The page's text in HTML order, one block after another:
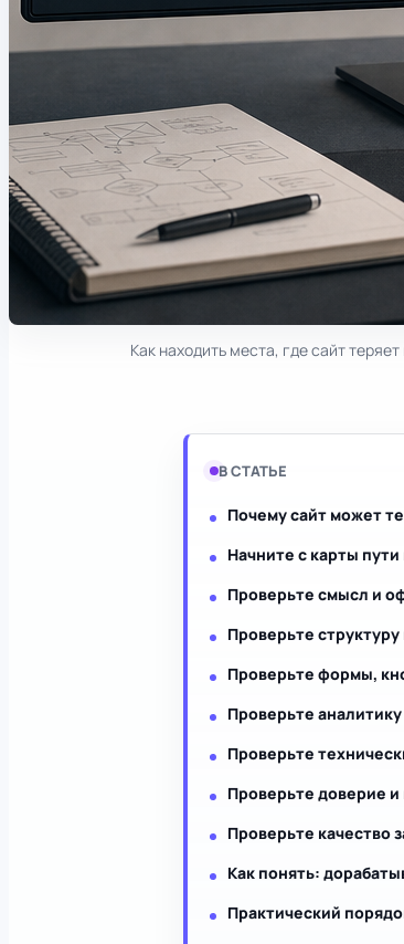
Как находить места, где сайт теряет
В СТАТЬЕ
Почему сайт может
Начните с карты
Проверьте смысл и
Проверьте
Проверьте формы,
Проверьте
Проверьте
Проверьте доверие
Проверьте качество
Как понять:
Практический